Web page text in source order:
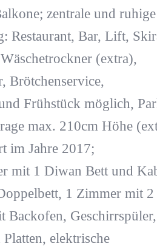
zentrale und
Restaurant, Bar, Lift,
(extra),
Brötchenservice,
Frühstück möglich,
max. 210cm Höhe
im Jahre 2017;
mit 1 Diwan Bett und
1 Zimmer mit 2
Backofen,
elektrische